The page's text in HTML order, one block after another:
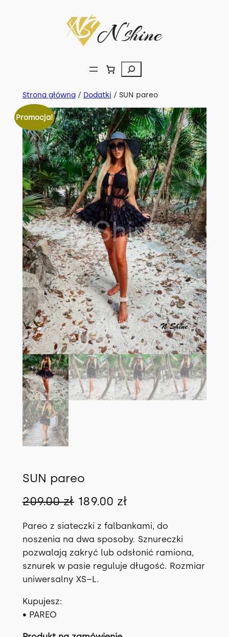
Szukaj
Strona główna/ Dodatki / SUN pareo
Promocja!
SUN pareo
209.00zł P
e
r
w
189.00 zł
k
t
u
a
Pareo z siateczki z falbankami, do
noszenia na dwa sposoby. Sznureczki
pozwalają zakryć lub odsłonić ramiona,
sznurek w pasie reguluje długość. Rozmiar
uniwersalny XS–L.
Kupujesz:
• PAREO